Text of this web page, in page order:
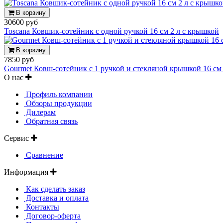
В корзину
30600 руб
Toscana Ковшик-сотейник с одной ручкой 16 см 2 л с крышкой
В корзину
7850 руб
Gourmet Ковш-сотейник с 1 ручкой и стекляной крышкой 16 см
О нас
Профиль компании
Обзоры продукции
Дилерам
Обратная связь
Сервис
Сравнение
Информация
Как сделать заказ
Доставка и оплата
Контакты
Договор-оферта